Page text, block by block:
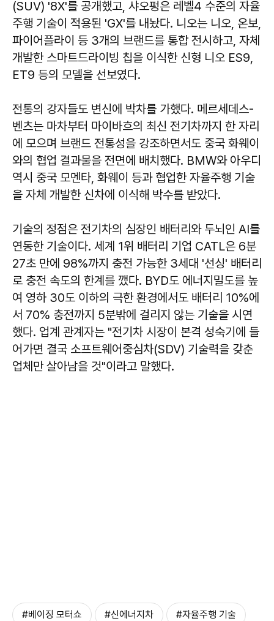
(SUV) '8X'를 공개했고, 샤오펑은 레벨4 수준의 자율
주행 기술이 적용된 'GX'를 내놨다. 니오는 니오, 온보,
파이어플라이 등 3개의 브랜드를 통합 전시하고, 자체
개발한 스마트드라이빙 칩을 이식한 신형 니오 ES9,
ET9 등의 모델을 선보였다.
전통의 강자들도 변신에 박차를 가했다. 메르세데스-
벤츠는 마차부터 마이바흐의 최신 전기차까지 한 자리
에 모으며 브랜드 전통성을 강조하면서도 중국 화웨이
와의 협업 결과물을 전면에 배치했다. BMW와 아우디
역시 중국 모멘타, 화웨이 등과 협업한 자율주행 기술
을 자체 개발한 신차에 이식해 박수를 받았다.
기술의 정점은 전기차의 심장인 배터리와 두뇌인 AI를
연동한 기술이다. 세계 1위 배터리 기업 CATL은 6분
27초 만에 98%까지 충전 가능한 3세대 '선싱' 배터리
로 충전 속도의 한계를 깼다. BYD도 에너지밀도를 높
여 영하 30도 이하의 극한 환경에서도 배터리 10%에
서 70% 충전까지 5분밖에 걸리지 않는 기술을 시연
했다. 업계 관계자는 "전기차 시장이 본격 성숙기에 들
어가면 결국 소프트웨어중심차(SDV) 기술력을 갖춘
업체만 살아남을 것"이라고 말했다.
#베이징 모터쇼 #신에너지차 #자율주행 기술